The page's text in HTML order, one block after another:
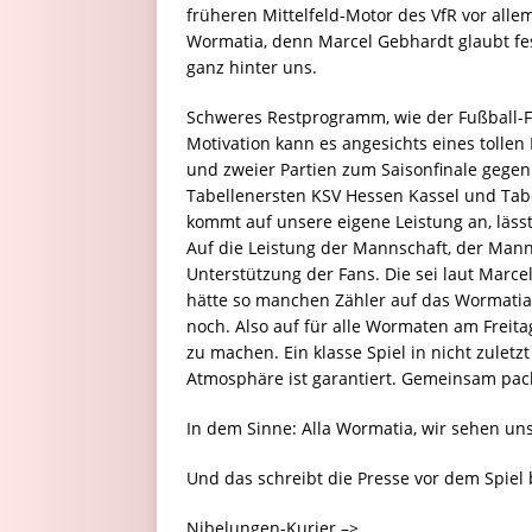
früheren Mittelfeld-Motor des VfR vor
Wormatia, denn Marcel Gebhardt glaubt
ganz hinter uns.
Schweres Restprogramm, wie der
Motivation kann es angesichts eines
und zweier Partien zum Saisonfinale
Tabellenersten KSV Hessen Kassel und
kommt auf unsere eigene Leistung an,
Auf die Leistung der Mannschaft, der
Unterstützung der Fans. Die sei laut
hätte so manchen Zähler auf das
noch. Also auf für alle Wormaten am
zu machen. Ein klasse Spiel in nicht
Atmosphäre ist garantiert. Gemeinsam
In dem Sinne: Alla Wormatia, wir sehen
Und das schreibt die Presse vor dem